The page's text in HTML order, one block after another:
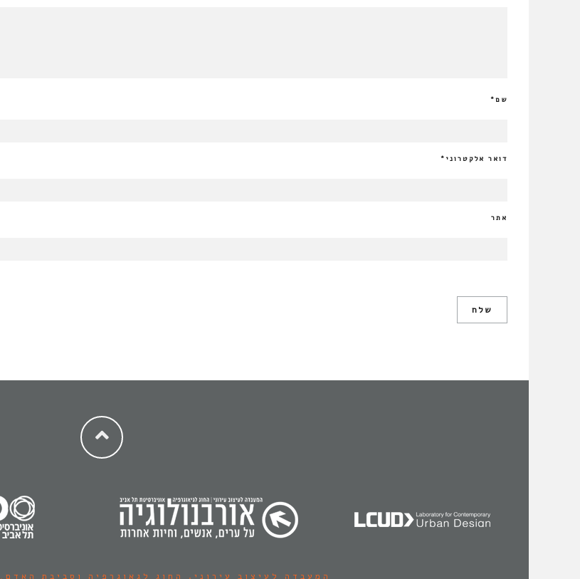
שם*
דואר אלקטרוני *
אתר
המעבדה לעיצוב עירוני, החוג לגאוגרפיה וסביבת האדם.